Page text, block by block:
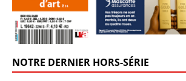
NOTRE DERNIER HORS-SÉRIE